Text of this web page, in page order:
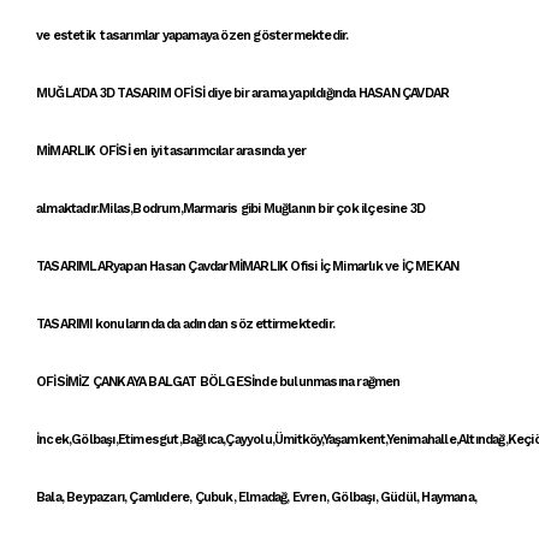
ve estetik tasarımlaryapamaya özen göstermektedir.
MUĞLA'DA 3D TASARIM OFİSİdiye bir arama yapıldığındaHASAN ÇAVDAR
MİMARLIK OFİSİen iyi tasarımcılar arasında yer
almaktadır.Milas,Bodrum,Marmaris gibi Muğlanın bir çok ilçesine3D
TASARIMLARyapan Hasan ÇavdarMİMARLIK Ofisi İç Mimarlık ve İÇ MEKAN
TASARIMIkonularında da adından söz ettirmektedir.
OFİSİMİZ ÇANKAYA BALGAT BÖLGESİnde bulunmasına rağmen
Bala, Beypazarı, Çamlıdere, Çubuk, Elmadağ, Evren, Gölbaşı, Güdül, Haymana,